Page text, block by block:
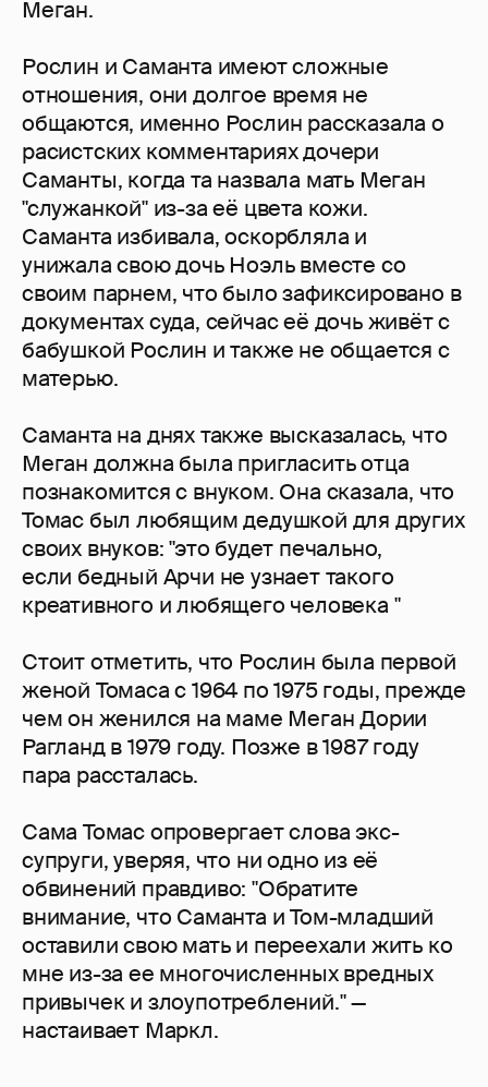
Меган.
Рослин и Саманта имеют сложные
отношения, они долгое время не
общаются, именно Рослин рассказала о
расистских комментариях дочери
Саманты, когда та назвала мать Меган
"служанкой" из-за её цвета кожи.
Саманта избивала, оскорбляла и
унижала свою дочь Ноэль вместе со
своим парнем, что было зафиксировано в
документах суда, сейчас её дочь живёт с
бабушкой Рослин и также не общается с
матерью.
Саманта на днях также высказалась, что
Меган должна была пригласить отца
познакомится с внуком. Она сказала, что
Томас был любящим дедушкой для других
своих внуков: "это будет печально,
если бедный Арчи не узнает такого
креативного и любящего человека "
Стоит отметить, что Рослин была первой
женой Томаса с 1964 по 1975 годы, прежде
чем он женился на маме Меган Дории
Рагланд в 1979 году. Позже в 1987 году
пара рассталась.
Сама Томас опровергает слова экс-
супруги, уверяя, что ни одно из её
обвинений правдиво: "Обратите
внимание, что Саманта и Том-младший
оставили свою мать и переехали жить ко
мне из-за ее многочисленных вредных
привычек и злоупотреблений." —
настаивает Маркл.